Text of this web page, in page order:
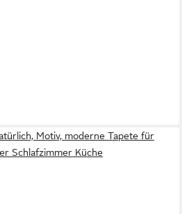
Motiv, moderne Tapete für
Schlafzimmer Küche